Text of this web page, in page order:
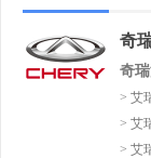
奇
奇
> 艾
> 艾
> 艾